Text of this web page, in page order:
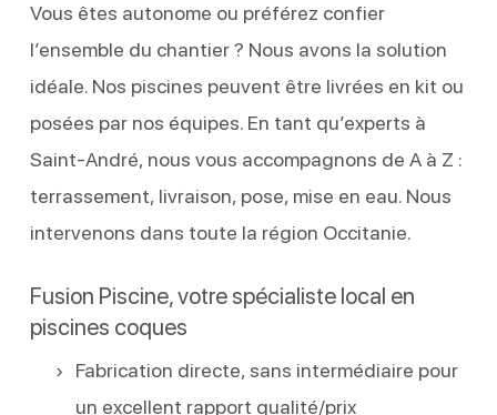
Vous êtes autonome ou préférez confier
l’ensemble du chantier ? Nous avons la solution
idéale. Nos piscines peuvent être livrées en kit ou
posées par nos équipes. En tant qu’experts à
Saint-André, nous vous accompagnons de A à Z :
terrassement, livraison, pose, mise en eau. Nous
intervenons dans toute la région Occitanie.
Fusion Piscine, votre spécialiste local en
piscines coques
Fabrication directe, sans intermédiaire pour
un excellent rapport qualité/prix